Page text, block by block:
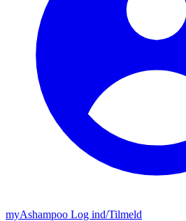
myAshampoo Log ind/Tilmeld